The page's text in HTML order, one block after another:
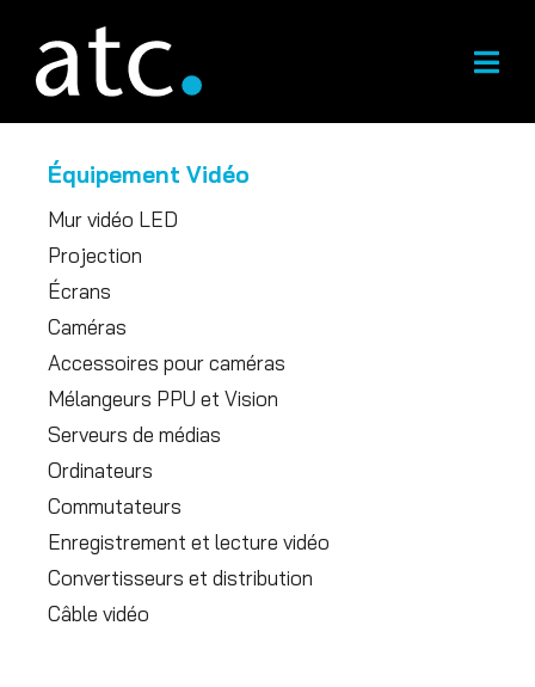
content
Équipement Vidéo
Mur vidéo LED
Projection
Écrans
Caméras
Accessoires pour caméras
Mélangeurs PPU et Vision
Serveurs de médias
Ordinateurs
Commutateurs
Enregistrement et lecture vidéo
Convertisseurs et distribution
Câble vidéo